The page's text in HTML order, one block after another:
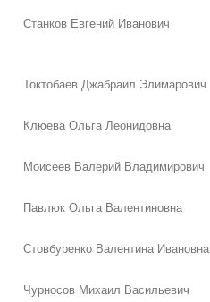
Станков Евгений Иванович
Токтобаев Джабраил Элимарович
Клюева Ольга Леонидовна
Моисеев Валерий Владимирович
Павлюк Ольга Валентиновна
Стовбуренко Валентина Ивановна
Чурносов Михаил Васильевич